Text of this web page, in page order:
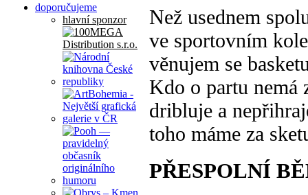
doporučujeme
hlavní sponzor
Než usednem
ve sportovním
věnujem se
Kdo o partu nemá
dribluje a
toho máme za
PŘESPOLNÍ